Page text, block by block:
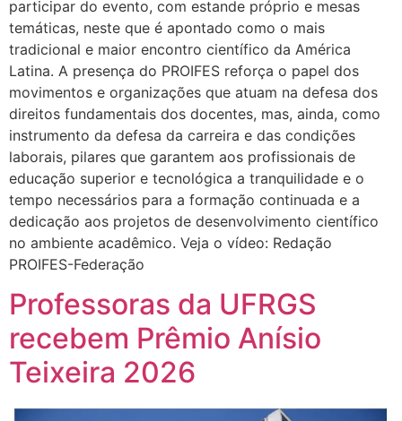
participar do evento, com estande próprio e mesas
temáticas, neste que é apontado como o mais
tradicional e maior encontro científico da América
Latina. A presença do PROIFES reforça o papel dos
movimentos e organizações que atuam na defesa dos
direitos fundamentais dos docentes, mas, ainda, como
instrumento da defesa da carreira e das condições
laborais, pilares que garantem aos profissionais de
educação superior e tecnológica a tranquilidade e o
tempo necessários para a formação continuada e a
dedicação aos projetos de desenvolvimento científico
no ambiente acadêmico. Veja o vídeo: Redação
PROIFES-Federação
Professoras da UFRGS
recebem Prêmio Anísio
Teixeira 2026